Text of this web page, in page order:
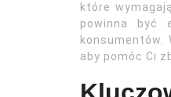
które
powinna być
konsumentów.
aby pomóc Ci